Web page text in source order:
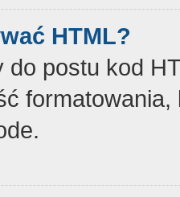
HTML?
do postu kod